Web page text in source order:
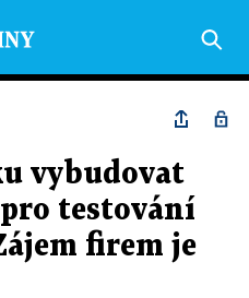
vybudovat
testování
firem je